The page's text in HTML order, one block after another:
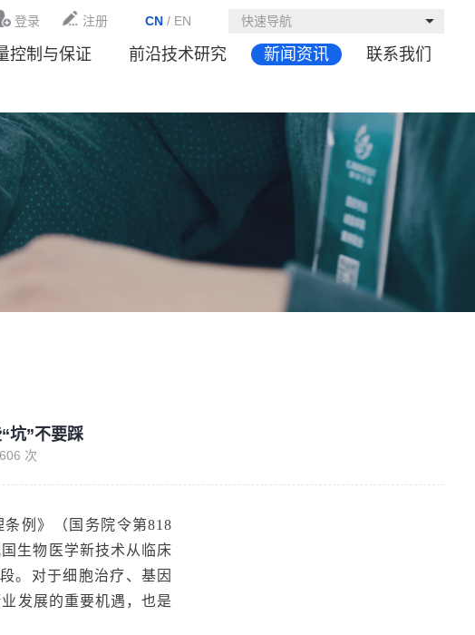
登录 注册 CN / EN 快速导航
控制与保证 前沿技术研究 新闻资讯 联系我们
坑”不要踩
606 次
例》（国务院令第818
生物医学新技术从临床
。对于细胞治疗、基因
发展的重要机遇，也是